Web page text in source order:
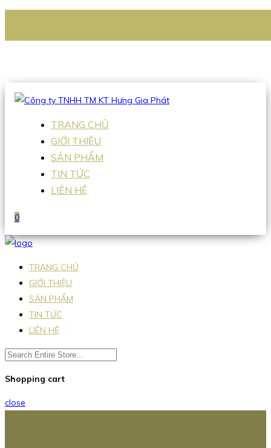
Hotline:0938 336 079
TRANG CHỦ
GIỚI THIỆU
SẢN PHẨM
TIN TỨC
LIÊN HỆ
0
TRANG CHỦ
GIỚI THIỆU
SẢN PHẨM
TIN TỨC
LIÊN HỆ
Shopping cart
close